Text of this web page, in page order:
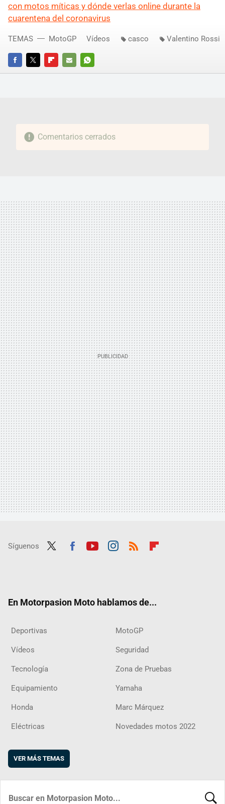
con motos míticas y dónde verlas online durante la
cuarentena del coronavirus
FACEBOOKTWITTERFLIPBOARD
E-
WHATSAPP
TEMAS MotoGP Vídeos casco Valentino Rossi
Comentarios cerrados
Síguenos
En Motorpasion Moto hablamos de...
Deportivas MotoGP
Vídeos Seguridad
Tecnología Zona de Pruebas
Equipamiento Yamaha
Honda Marc Márquez
Eléctricas Novedades motos 2022
VER MÁS TEMAS